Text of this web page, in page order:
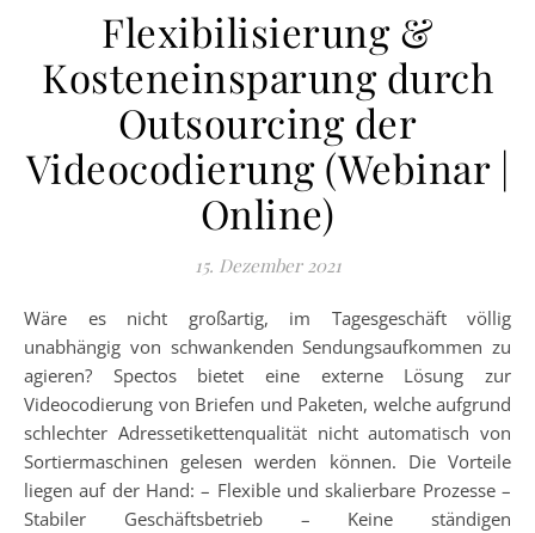
Flexibilisierung &
Kosteneinsparung durch
Outsourcing der
Videocodierung (Webinar |
Online)
15. Dezember 2021
Wäre es nicht großartig, im Tagesgeschäft völlig
unabhängig von schwankenden Sendungsaufkommen zu
agieren? Spectos bietet eine externe Lösung zur
Videocodierung von Briefen und Paketen, welche aufgrund
schlechter Adressetikettenqualität nicht automatisch von
Sortiermaschinen gelesen werden können. Die Vorteile
liegen auf der Hand: – Flexible und skalierbare Prozesse –
Stabiler Geschäftsbetrieb – Keine ständigen